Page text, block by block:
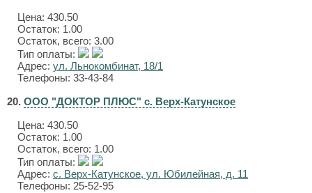
Цена: 430.50
Остаток: 1.00
Остаток, всего: 3.00
Тип оплаты:
Адрес: ул. Льнокомбинат, 18/1
Телефоны: 33-43-84
20. ООО "ДОКТОР ПЛЮС" с. Верх-Катунское
Цена: 430.50
Остаток: 1.00
Остаток, всего: 1.00
Тип оплаты:
Адрес: с. Верх-Катунское, ул. Юбилейная, д. 11
Телефоны: 25-52-95